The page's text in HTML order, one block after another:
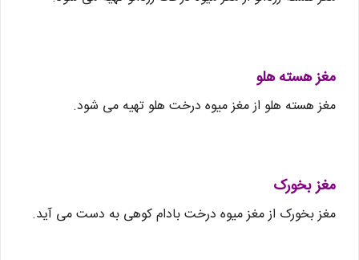
مغز هسته هلو
مغز هسته هلو از مغز میوه درخت هلو تهیه می شود.
مغز بخورک
مغز بخورک از مغز میوه درخت بادام کوهی به دست می آید.